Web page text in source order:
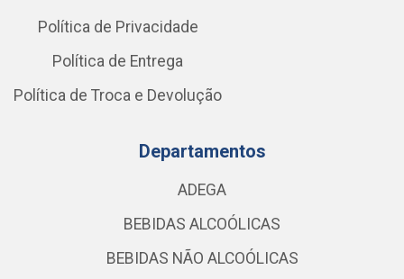
Política de Privacidade
Política de Entrega
Política de Troca e Devolução
Departamentos
ADEGA
BEBIDAS ALCOÓLICAS
BEBIDAS NÃO ALCOÓLICAS